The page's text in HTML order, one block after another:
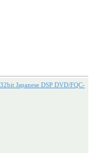
Japanese DSP DVD/FQC-